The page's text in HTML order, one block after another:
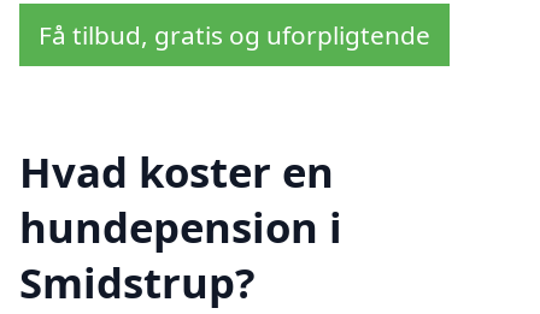
Få tilbud, gratis og uforpligtende
Hvad koster en
hundepension i
Smidstrup?